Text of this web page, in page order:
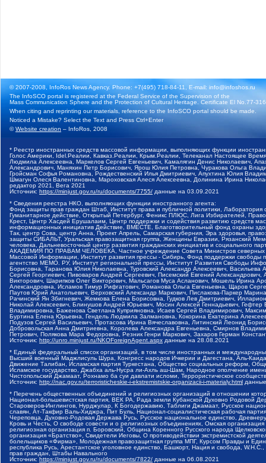
© 2007-2008, InfoRos News Agency. Phone: +7(495) 718-84-11, E-mail: info@infoshos.ru
The InfoSCO portal is registered at the Federal Service of the Supervision of the
Mass Communication Sphere and the Protection of Cultural Heritage. Certificate El No.77-
When citing and reprinting our materials, reference to the InfoSCO portal should be made.
Noticed a Mistake? Select the Text and Press Ctrl+Enter
©Website creation – InfoRos, 2008
* Реестр иностранных средств массовой информации, выполняющих функции
Голос Америки, Idel.Реалии, Кавказ.Реалии, Крым.Реалии, Телеканал Настоящее
Людмила Алексеевна, Маркелов Сергей Евгеньевич, Камалягин Денис Николаевич,
Александрович, Маняхин Петр Борисович, Ярош Юлия Петровна, Чуракова Ольга
Гройсман Софья Романовна, Рождественский Илья Дмитриевич, Апухтина Юлия
Шмагун Олеся Валентиновна, Мароховская Алеся Алексеевна, Долинина Ирина
редактор 2021, Вега 2021
Источник: https://minjust.gov.ru/ru/documents/7755/ данные на 03.09.2021
* Сведения реестра НКО, выполняющих функции иностранного агента:
Фонд защиты прав граждан Штаб, Институт права и публичной политики,
Гуманитарное действие, Открытый Петербург, Феникс ПЛЮС, Лига Избирателей,
Крест, Центр Хасдей Ерушалаим, Центр поддержки и содействия развитию средств
информационных инициатив Действие, ВМЕСТЕ, Благотворительный фонд охраны
Так, центр Сова, центр Анна, Проект Апрель, Самарская губерния, Эра здоровья,
защиты СИБАЛЬТ, Уральская правозащитная группа, Женщины Евразии, Рязанский
человека, Дальневосточный центр развития гражданских инициатив и социального
АКАДЕМИЯ ПО ПРАВАМ ЧЕЛОВЕКА, Частное учреждение Совета Министров северных
Массовой Информации, Институт развития прессы - Сибирь, Фонд поддержки
агентство МЕМО. РУ, Институт региональной прессы, Институт Развития Свободы
Борисовна, Таранова Юлия Николаевна, Туровский Александр Алексеевич,
Сергей Георгиевич, Пивоваров Андрей Сергеевич, Писемский Евгений
Викторович, Шарипков Олег Викторович, Мальсагов Муса Асланович, Мошель Ирина
Александровна, Исламов Тимур Рифгатович, Романова Ольга Евгеньевна, Щаров
Паутов Юрий Анатольевич, Верховский Александр Маркович, Пислакова-Паркер
Рачинский Ян Збигневич, Жемкова Елена Борисовна, Гудков Лев Дмитриевич,
Николай Алексеевич, Блинушов Андрей Юрьевич, Мосин Алексей Геннадьевич,
Владимировна, Баженова Светлана Куприяновна, Исаев Сергей Владимирович,
Буртина Елена Юрьевна, Гендель Людмила Залмановна, Кокорина Екатерина
Подузов Сергей Васильевич, Протасова Ирина Вячеславовна, Литинский Леонид
Добровольская Анна Дмитриевна, Королева Александра Евгеньевна, Смирнов
Петрович, Полякова Мара Федоровна, Резник Генри Маркович, Захаров Герман
Источник: http://unro.minjust.ru/NKOForeignAgent.aspx данные на 28.08.2021
* Единый федеральный список организаций, в том числе иностранных и
Высший военный Маджлисуль Шура, Конгресс народов Ичкерии и Дагестана, Аль-
Движение Талибан, Исламская партия Туркестана, Общество социальных реформ,
Исламское государство, Джабха аль-Нусра ли-Ахль аш-Шам, Народное ополчение
Чистопольский Джамаат, Рохнамо ба суи давлати исломи, Террористическое
Источник: http://nac.gov.ru/terroristicheskie-i-ekstremistskie-organizacii-i-materialy.html
* Перечень общественных объединений и религиозных организаций в отношении
Национал-большевистская партия, ВЕК РА, Рада земли Кубанской Духовно Родовой
Староверов-Инглингов, Нурджулар, К Богодержавию, Таблиги Джамаат, Русское
славян, Ат-Такфир Валь-Хиджра, Пит Буль, Национал-социалистическая рабочая
Череповца, Духовно-Родовая Держава Русь, Русское национальное единство,
Кровь и Честь, О свободе совести и о религиозных объединениях, Омская
религиозная организация п. Боровский, Община Коренного Русского народа
организация «Братство», Свидетели Иеговы, О противодействии экстремистской
болельщиков «Фирма», Молодежная правозащитная группа МПГ, Курсом Правды и
республика Русь, Арестантское уголовное единство, Башкорт, Нация и свобода,
прав граждан, Штабы Навального
Источник: https://minjust.gov.ru/ru/documents/7822/ данные на 06.08.2021